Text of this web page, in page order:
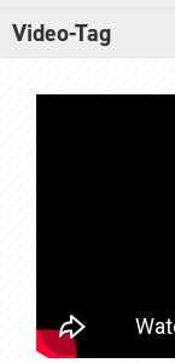
Video-Tag